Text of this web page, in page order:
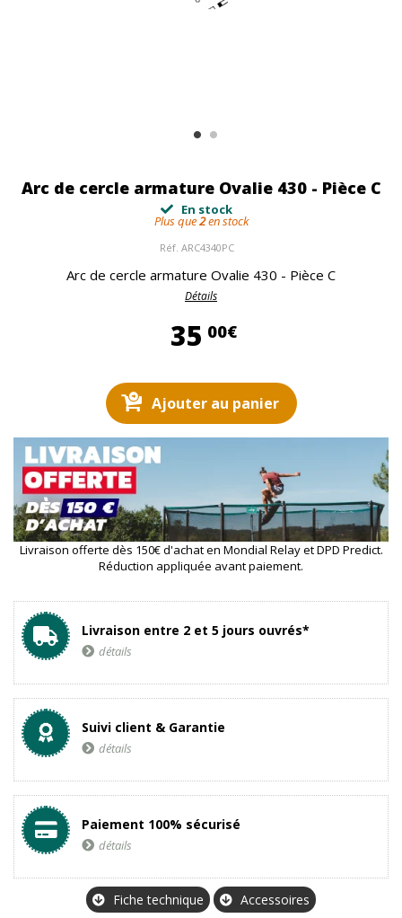
Arc de cercle armature Ovalie 430 - Pièce C
En stock
Plus que2en stock
Réf. ARC4340PC
Arc de cercle armature Ovalie 430 - Pièce C
Détails
35 00€35,00 €
Ajouter au panier
Livraison offerte dès 150€ d'achat en Mondial Relay et DPD Predict.
Réduction appliquée avant paiement.
Livraison entre 2 et 5 jours ouvrés*
détails
Suivi client & Garantie
détails
Paiement 100% sécurisé
détails
Fiche technique Accessoires